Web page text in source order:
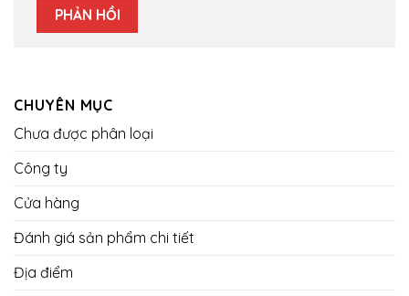
CHUYÊN MỤC
Chưa được phân loại
Công ty
Cửa hàng
Đánh giá sản phẩm chi tiết
Địa điểm